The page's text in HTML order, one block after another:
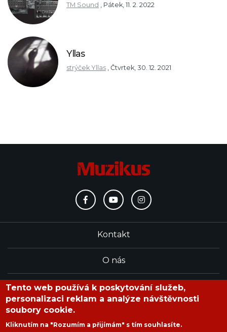
TM Sound Pátek, 11. 2. 2022
Yllas
strýček Yllas Čtvrtek, 30. 12. 2021
Kontakt
O nás
Redakce
Tento web používá k poskytování služeb,
personalizaci reklam a analýze návštěvnosti
soubory cookie.
Kliknutím na "Rozumím a přijímám" s tím souhlasíte.